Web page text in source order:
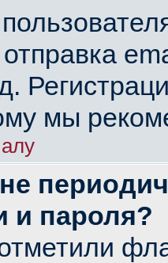
мы
и пароля?